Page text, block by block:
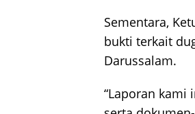
Sementara,
bukti terkait
Darussalam.
“Laporan kami